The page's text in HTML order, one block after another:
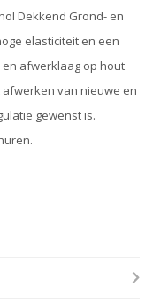
Dekkend Grond- en
elasticiteit en een
afwerklaag op hout
afwerken van nieuwe en
gewenst is.